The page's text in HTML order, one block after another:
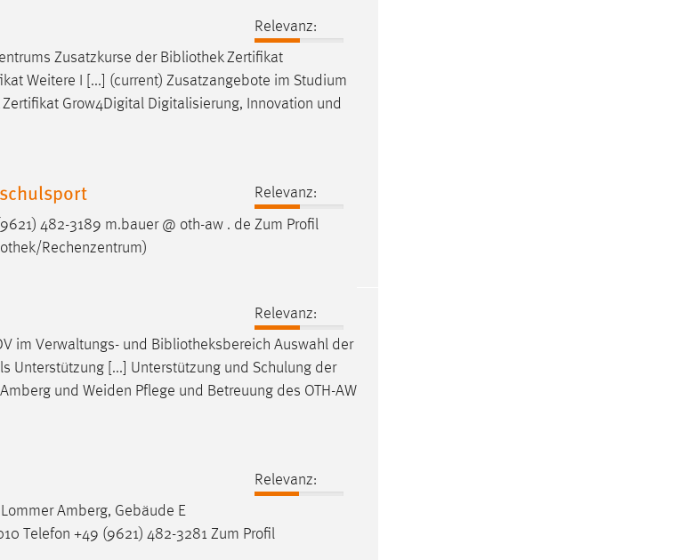
Relevanz:
Zusatzkurse der BibliothekZertifikat
Weitere I [...] (current) Zusatzangebote im Studium
Zertifikat Grow4Digital Digitalisierung, Innovation und
Relevanz:
482-3189 m.bauer @ oth-aw . de Zum Profil
/Rechenzentrum)
Relevanz:
im Verwaltungs- und Bibliotheksbereich Auswahl der
Unterstützung [...] Unterstützung und Schulung der
und Weiden Pflege und Betreuung des OTH-AW
Relevanz:
Amberg, Gebäude E
Telefon +49 (9621) 482-3281 Zum Profil